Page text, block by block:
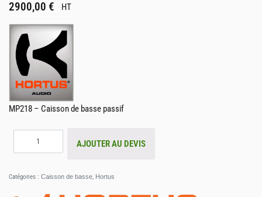
2900,00 € HT
MP218 – Caisson de basse passif
AJOUTER AU DEVIS
Catégories : Caisson de basse, Hortus